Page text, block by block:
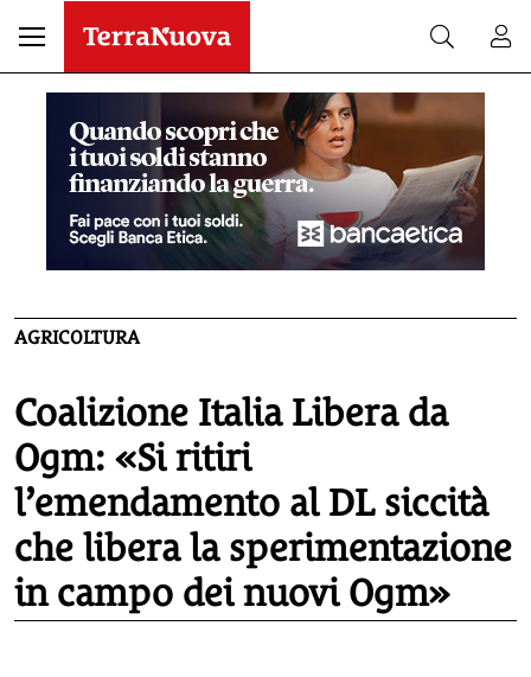
AGRICOLTURA
Coalizione Italia Libera da
Ogm: «Si ritiri
l’emendamento al DL siccità
che libera la sperimentazione
in campo dei nuovi Ogm»